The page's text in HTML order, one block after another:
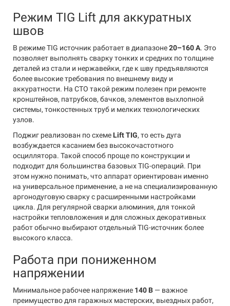
Режим TIG Lift для аккуратных
швов
В режиме TIG источник работает в диапазоне20–160 А. Это
позволяет выполнять сварку тонких и средних по толщине
деталей из стали и нержавейки, где к шву предъявляются
более высокие требования по внешнему виду и
аккуратности. На СТО такой режим полезен при ремонте
кронштейнов, патрубков, бачков, элементов выхлопной
системы, тонкостенных труб и мелких технологических
узлов.
Поджиг реализован по схеме Lift TIG, то есть дуга
возбуждается касанием без высокочастотного
осциллятора. Такой способ проще по конструкции и
подходит для большинства базовых TIG-операций. При
этом нужно понимать, что аппарат ориентирован именно
на универсальное применение, а не на специализированную
аргонодуговую сварку с расширенными настройками
цикла. Для регулярной сварки алюминия, для тонкой
настройки тепловложения и для сложных декоративных
работ обычно выбирают отдельный TIG-источник более
высокого класса.
Работа при пониженном
напряжении
Минимальное рабочее напряжение 140 В — важное
преимущество для гаражных мастерских, выездных работ,